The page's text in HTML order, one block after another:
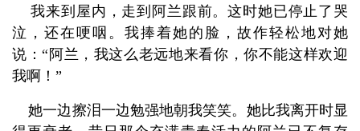
我来到屋内，走到阿兰跟前。这时她已停止了哭
泣，还在哽咽。我捧着她的脸，故作轻松地对她
说：“ 阿兰，我这么老远地来看你，你不能这样欢迎
我啊！ ”
她一边擦泪一边勉强地朝我笑笑。她比我离开时显